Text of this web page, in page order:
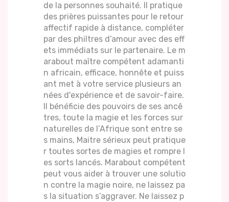
de la personnes souhaité. Il pratique
des prières puissantes pour le retour
affectif rapide à distance, compléter
par des philtres d’amour avec des eff
ets immédiats sur le partenaire. Le m
arabout maître compétent adamanti
n africain, efficace, honnête et puiss
ant met à votre service plusieurs an
nées d'expérience et de savoir-faire.
Il bénéficie des pouvoirs de ses ancê
tres, toute la magie et les forces sur
naturelles de l’Afrique sont entre se
s mains, Maitre sérieux peut pratique
r toutes sortes de magies et rompre l
es sorts lancés. Marabout compétent
peut vous aider à trouver une solutio
n contre la magie noire, ne laissez pa
s la situation s’aggraver. Ne laissez p